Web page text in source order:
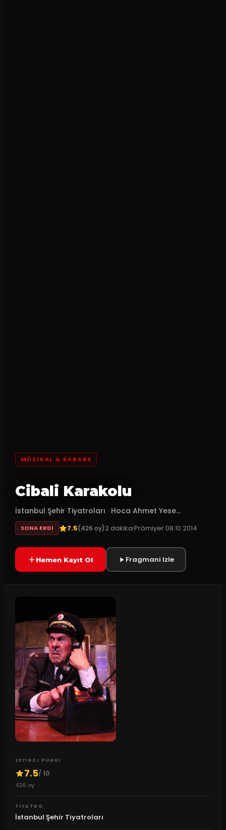
MÜZIKAL & KABARE
Cibali Karakolu
İstanbul Şehir Tiyatroları · Hoca Ahmet Yese...
SONA ERDI 7.5(426 oy)2 dakikaPrömiyer 08.10.2014
Hemen Kayıt Ol Fragmani Izle
SEYIRCI PUANI
7.5/ 10
426 oy
TIYATRO
İstanbul Şehir Tiyatroları